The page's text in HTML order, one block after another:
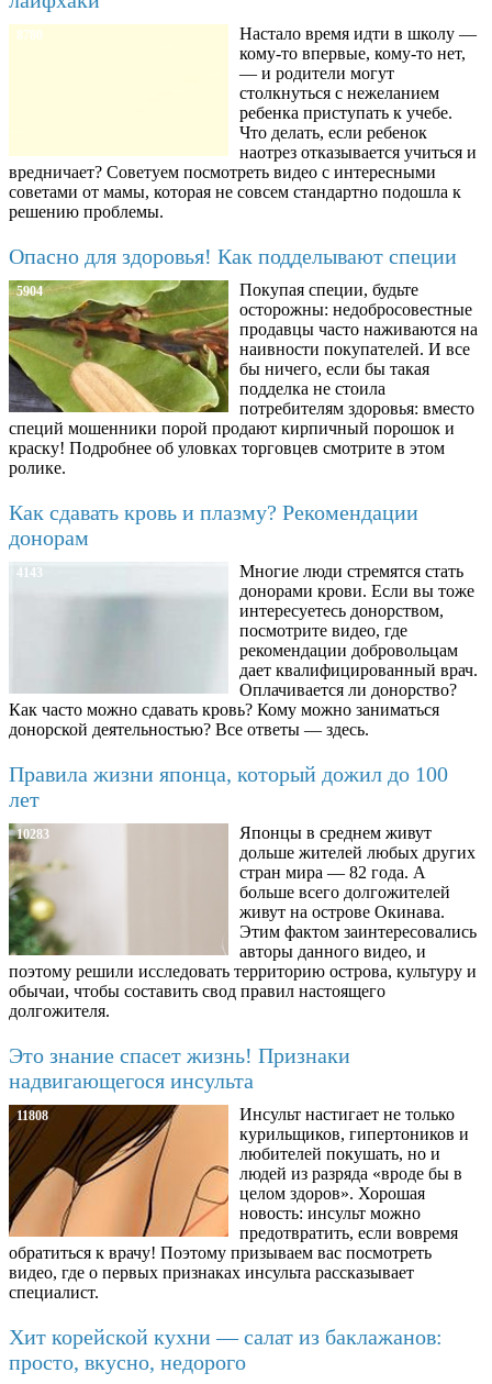
8780
Настало время идти в школу —
кому-то впервые, кому-то нет,
— и родители могут
столкнуться с нежеланием
ребенка приступать к учебе.
Что делать, если ребенок
наотрез отказывается учиться и
вредничает? Советуем посмотреть видео с интересными
советами от мамы, которая не совсем стандартно подошла к
решению проблемы.
Опасно для здоровья! Как подделывают специи
5904
Покупая специи, будьте
осторожны: недобросовестные
продавцы часто наживаются на
наивности покупателей. И все
бы ничего, если бы такая
подделка не стоила
потребителям здоровья: вместо
специй мошенники порой продают кирпичный порошок и
краску! Подробнее об уловках торговцев смотрите в этом
ролике.
Как сдавать кровь и плазму? Рекомендации
донорам
4143
Многие люди стремятся стать
донорами крови. Если вы тоже
интересуетесь донорством,
посмотрите видео, где
рекомендации добровольцам
дает квалифицированный врач.
Оплачивается ли донорство?
Как часто можно сдавать кровь? Кому можно заниматься
донорской деятельностью? Все ответы — здесь.
Правила жизни японца, который дожил до 100
лет
10283
Японцы в среднем живут
дольше жителей любых других
стран мира — 82 года. А
больше всего долгожителей
живут на острове Окинава.
Этим фактом заинтересовались
авторы данного видео, и
поэтому решили исследовать территорию острова, культуру и
обычаи, чтобы составить свод правил настоящего
долгожителя.
Это знание спасет жизнь! Признаки
надвигающегося инсульта
11808
Инсульт настигает не только
курильщиков, гипертоников и
любителей покушать, но и
людей из разряда «вроде бы в
целом здоров». Хорошая
новость: инсульт можно
предотвратить, если вовремя
обратиться к врачу! Поэтому призываем вас посмотреть
видео, где о первых признаках инсульта рассказывает
специалист.
Хит корейской кухни — салат из баклажанов:
просто, вкусно, недорого